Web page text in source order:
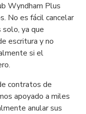
Wyndham Plus
No es fácil cancelar
ya que
escritura y no
si el
contratos de
apoyado a miles
anular sus